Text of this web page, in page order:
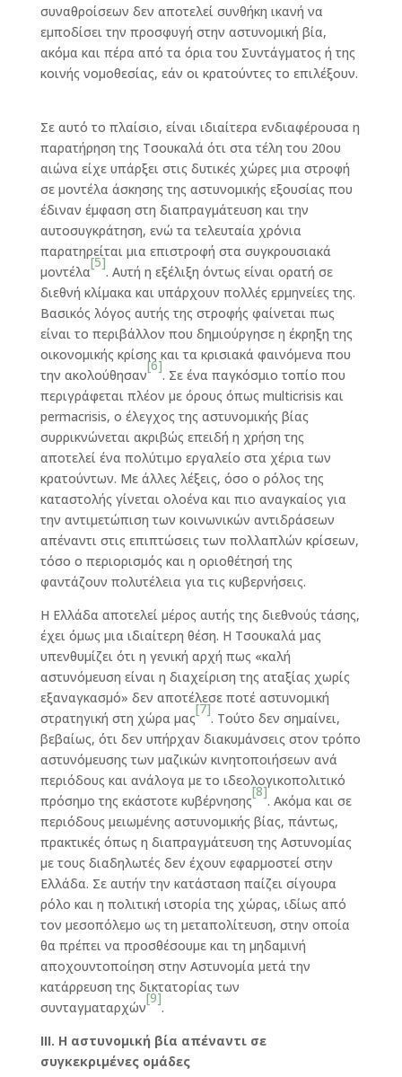
συναθροίσεων δεν αποτελεί συνθήκη ικανή να
εμποδίσει την προσφυγή στην αστυνομική βία,
ακόμα και πέρα από τα όρια του Συντάγματος ή της
κοινής νομοθεσίας, εάν οι κρατούντες το επιλέξουν.
Σε αυτό το πλαίσιο, είναι ιδιαίτερα ενδιαφέρουσα η
παρατήρηση της Τσουκαλά ότι στα τέλη του 20ου
αιώνα είχε υπάρξει στις δυτικές χώρες μια στροφή
σε μοντέλα άσκησης της αστυνομικής εξουσίας που
έδιναν έμφαση στη διαπραγμάτευση και την
αυτοσυγκράτηση, ενώ τα τελευταία χρόνια
παρατηρείται μια επιστροφή στα συγκρουσιακά
μοντέλα
[5]
. Αυτή η εξέλιξη όντως είναι ορατή σε
διεθνή κλίμακα και υπάρχουν πολλές ερμηνείες της.
Βασικός λόγος αυτής της στροφής φαίνεται πως
είναι το περιβάλλον που δημιούργησε η έκρηξη της
οικονομικής κρίσης και τα κρισιακά φαινόμενα που
την ακολούθησαν
[6]
. Σε ένα παγκόσμιο τοπίο που
περιγράφεται πλέον με όρους όπως multicrisis και
permacrisis, ο έλεγχος της αστυνομικής βίας
συρρικνώνεται ακριβώς επειδή η χρήση της
αποτελεί ένα πολύτιμο εργαλείο στα χέρια των
κρατούντων. Με άλλες λέξεις, όσο ο ρόλος της
καταστολής γίνεται ολοένα και πιο αναγκαίος για
την αντιμετώπιση των κοινωνικών αντιδράσεων
απέναντι στις επιπτώσεις των πολλαπλών κρίσεων,
τόσο ο περιορισμός και η οριοθέτησή της
φαντάζουν πολυτέλεια για τις κυβερνήσεις.
Η Ελλάδα αποτελεί μέρος αυτής της διεθνούς τάσης,
έχει όμως μια ιδιαίτερη θέση. Η Τσουκαλά μας
υπενθυμίζει ότι η γενική αρχή πως «καλή
αστυνόμευση είναι η διαχείριση της αταξίας χωρίς
εξαναγκασμό» δεν αποτέλεσε ποτέ αστυνομική
στρατηγική στη χώρα μας
[7]
. Τούτο δεν σημαίνει,
βεβαίως, ότι δεν υπήρχαν διακυμάνσεις στον τρόπο
αστυνόμευσης των μαζικών κινητοποιήσεων ανά
περιόδους και ανάλογα με το ιδεολογικοπολιτικό
πρόσημο της εκάστοτε κυβέρνησης
[8]
. Ακόμα και σε
περιόδους μειωμένης αστυνομικής βίας, πάντως,
πρακτικές όπως η διαπραγμάτευση της Αστυνομίας
με τους διαδηλωτές δεν έχουν εφαρμοστεί στην
Ελλάδα. Σε αυτήν την κατάσταση παίζει σίγουρα
ρόλο και η πολιτική ιστορία της χώρας, ιδίως από
τον μεσοπόλεμο ως τη μεταπολίτευση, στην οποία
θα πρέπει να προσθέσουμε και τη μηδαμινή
αποχουντοποίηση στην Αστυνομία μετά την
κατάρρευση της δικτατορίας των
συνταγματαρχών
[9]
.
ΙΙΙ. Η αστυνομική βία απέναντι σε
συγκεκριμένες ομάδες